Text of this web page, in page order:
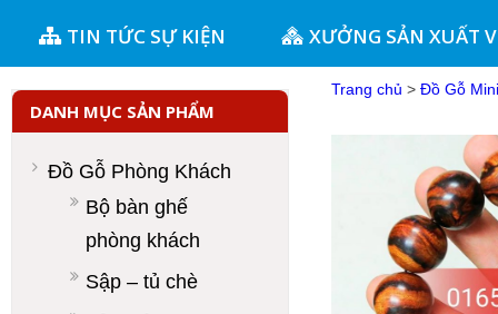
TIN TỨC SỰ KIỆN XƯỞNG SẢN XUẤT
Trang chủ > Đồ Gỗ Mini
DANH MỤC SẢN PHẨM
Đồ Gỗ Phòng Khách
Bộ bàn ghế
phòng khách
Sập – tủ chè